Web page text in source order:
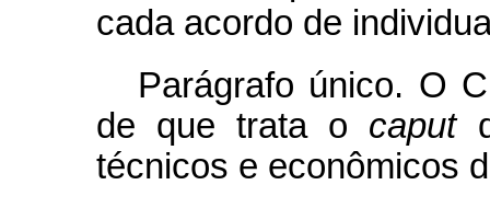
cada acordo de
Parágrafo único. O
de que trata o caput
técnicos e econômicos